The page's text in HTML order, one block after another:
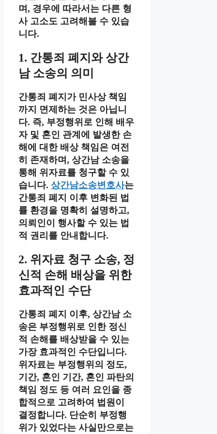
며, 경우에 따라서는 다른 형
사 고소도 고려해볼 수 있습
니다.
1. 간통죄 폐지와 상간
남 소송의 의미
간통죄 폐지가 민사상 책임
까지 면제하는 것은 아닙니
다. 즉, 부정행위로 인해 배우
자 및 혼인 관계에 발생한 손
해에 대한 배상 책임은 여전
히 존재하며, 상간남 소송을
통해 위자료를 청구할 수 있
습니다. 상간남소송변호사는
간통죄 폐지 이후 변화된 법
률 환경을 명확히 설명하고,
의뢰인이 행사할 수 있는 법
적 권리를 안내합니다.
2. 위자료 청구 소송, 정
신적 손해 배상을 위한
효과적인 수단
간통죄 폐지 이후, 상간남 소
송은 부정행위로 인한 정신
적 손해를 배상받을 수 있는
가장 효과적인 수단입니다.
위자료는 부정행위의 정도,
기간, 혼인 기간, 혼인 파탄의
책임 정도 등 여러 요인을 종
합적으로 고려하여 법원이
결정합니다. 단순히 부정행
위가 있었다는 사실만으로는